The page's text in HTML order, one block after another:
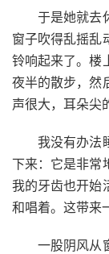
于是她就去休
窗子吹得乱摇乱
铃响起来了。楼
夜半的散步，然
声很大，耳朵尖
我没有办法睡
下来：它是非常
我的牙齿也开始
和唱着。这带来
一股阴风从窗